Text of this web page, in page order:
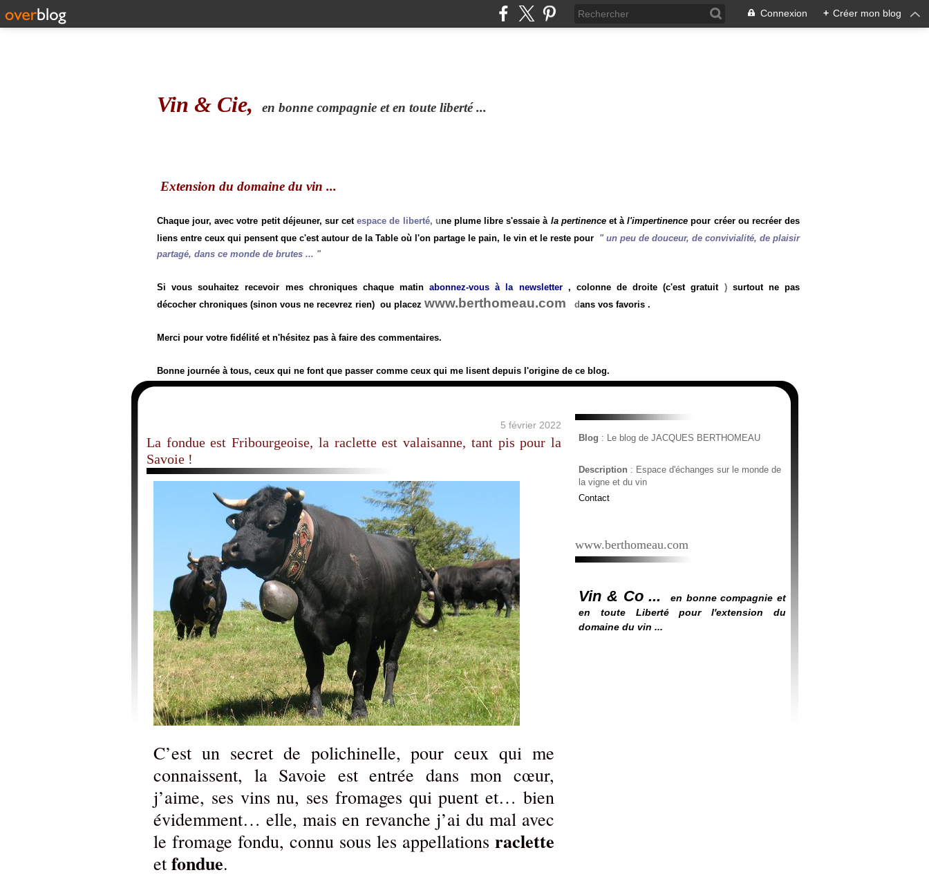
Connexion + Créer mon blog
Vin & Cie, en bonne compagnie et en toute liberté ...
Extension du domaine du vin ...
Chaque jour, avec votre petit déjeuner, sur cetespace de liberté, une plume libre s'essaie à la pertinenceet àl'impertinence pour créer ou recréer des
liens entre ceux qui pensent que c'est autour de la Table où l'on partage le pain, le vin et le reste pour "un peu de douceur, de convivialité, de plaisir
partagé, dans ce monde de brutes ... "
Si vous souhaitez recevoir mes chroniques chaque matinabonnez-vous à la newsletter, colonne de droite (c'est gratuit) surtout ne pas
décocher chroniques (sinon vous ne recevrez rien) ou placez www.berthomeau.com dans vos favoris .
Merci pour votre fidélité et n'hésitez pas à faire des commentaires.
Bonne journée à tous, ceux qui ne font que passer comme ceux qui me lisent depuis l'origine de ce blog.
5 février 2022
La fondue est Fribourgeoise, la raclette est valaisanne, tant pis pour la
Savoie !
C’est un secret de polichinelle, pour ceux qui me
connaissent, la Savoie est entrée dans mon cœur,
j’aime, ses vins nu, ses fromages qui puent et… bien
évidemment… elle, mais en revanche j’ai du mal avec
le fromage fondu, connu sous les appellations raclette
et fondue.
Blog : Le blog de JACQUES BERTHOMEAU
Description : Espace d'échanges sur le monde de
la vigne et du vin
Contact
www.berthomeau.com
Vin & Co ...
en bonne compagnie et
en toute Liberté pour l'extension du
domaine du vin ...